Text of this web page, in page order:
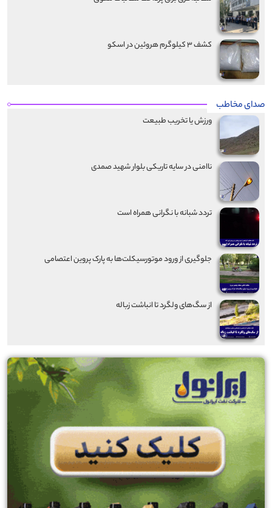
کشف ۳ کیلوگرم هروئین در اسکو
صدای مخاطب
ورزش یا تخریب طبیعت
ناامنی در سایه تاریکی بلوار شهید صمدی
تردد شبانه با نگرانی همراه است
جلوگیری از ورود موتورسیکلت‌ها به پارک پروین اعتصامی
از سگ‌های ولگرد تا انباشت زباله